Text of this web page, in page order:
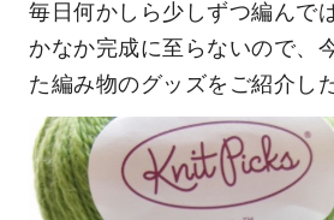
毎日何かしら少しずつ編んで
かなか完成に至らないので、
た編み物のグッズをご紹介し